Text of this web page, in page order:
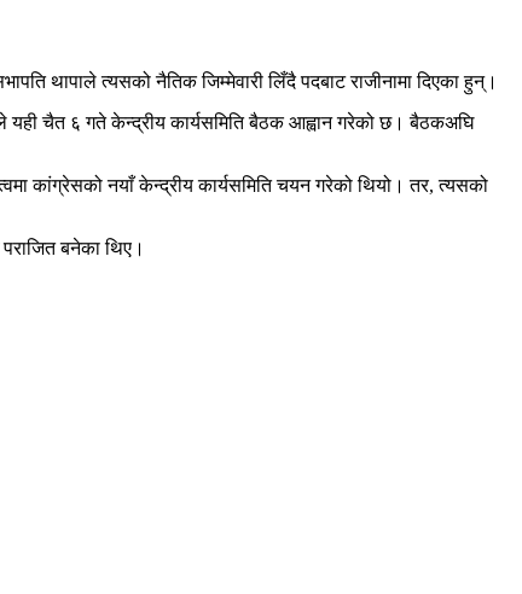
थापाले त्यसको नैतिक जिम्मेवारी लिँदै पदबाट राजीनामा दिएका हुन्।
यही चैत ६ गते केन्द्रीय कार्यसमिति बैठक आह्वान गरेको छ। बैठकअघि
कांग्रेसको नयाँ केन्द्रीय कार्यसमिति चयन गरेको थियो। तर, त्यसको
पराजित बनेका थिए।